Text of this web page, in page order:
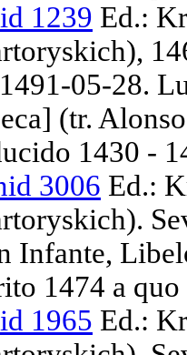
1239 Ed.:
05-28.
(tr.
1430 -
3006 Ed.:
Infante,
1474 a
1965 Ed.: